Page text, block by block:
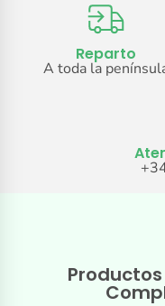
Reparto
A toda la